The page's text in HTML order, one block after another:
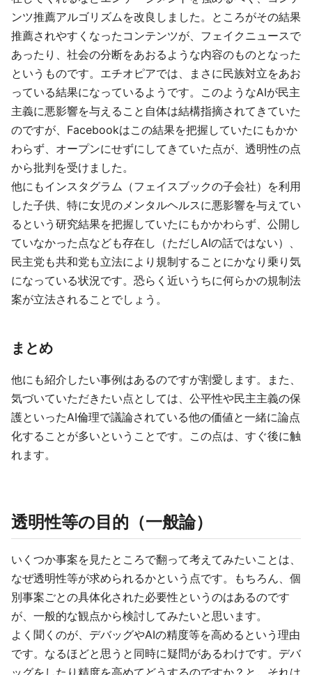
ンツ推薦アルゴリズムを改良しました。ところがその結果
推薦されやすくなったコンテンツが、フェイクニュースで
あったり、社会の分断をあおるような内容のものとなった
というものです。エチオピアでは、まさに民族対立をあお
っている結果になっているようです。このようなAIが民主
主義に悪影響を与えること自体は結構指摘されてきていた
のですが、Facebookはこの結果を把握していたにもかか
わらず、オープンにせずにしてきていた点が、透明性の点
から批判を受けました。
他にもインスタグラム（フェイスブックの子会社）を利用
した子供、特に女児のメンタルヘルスに悪影響を与えてい
るという研究結果を把握していたにもかかわらず、公開し
ていなかった点なども存在し（ただしAIの話ではない）、
民主党も共和党も立法により規制することにかなり乗り気
になっている状況です。恐らく近いうちに何らかの規制法
案が立法されることでしょう。
まとめ
他にも紹介したい事例はあるのですが割愛します。また、
気づいていただきたい点としては、公平性や民主主義の保
護といったAI倫理で議論されている他の価値と一緒に論点
化することが多いということです。この点は、すぐ後に触
れます。
透明性等の目的（一般論）
いくつか事案を見たところで翻って考えてみたいことは、
なぜ透明性等が求められるかという点です。もちろん、個
別事案ごとの具体化された必要性というのはあるのです
が、一般的な観点から検討してみたいと思います。
よく聞くのが、デバッグやAIの精度等を高めるという理由
です。なるほどと思うと同時に疑問があるわけです。デバ
ッグをしたり精度を高めてどうするのですか？と。それは